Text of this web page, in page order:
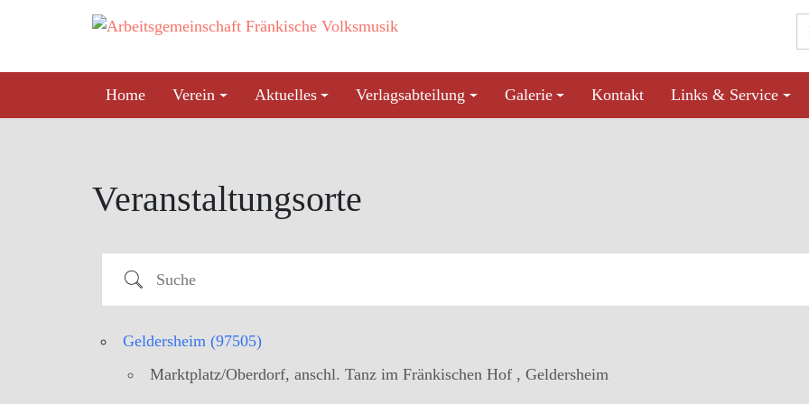
Home
Verein Aktuelles Verlagsabteilung Galerie Kontakt Links & Service
Veranstaltungsorte
Suche
Geldersheim (97505)
Marktplatz/Oberdorf, anschl. Tanz im Fränkischen Hof , Geldersheim